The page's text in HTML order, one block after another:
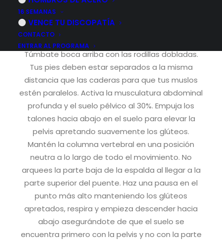
16 SEMANAS
VENCE TU DISCOPATÍA
CONTACTO
ENTRAR AL PROGRAMA
El puente
Túmbate boca arriba con las rodillas dobladas.
Tus pies deben estar separados a la misma
distancia que las caderas para que tus muslos
estén paralelos. Activa la musculatura abdominal
profunda y el suelo pélvico al 30%. Empuja los
talones hacia abajo en el suelo para elevar la
pelvis apretando suavemente los glúteos.
Mantén la columna vertebral en una posición
neutra a lo largo de todo el movimiento. No
arquees la parte baja de la espalda al llegar a la
parte superior del puente. Haz una pausa en el
punto más alto manteniendo los glúteos
apretados, respira y empieza descender hacia
abajo asegurándote de que el suelo se
encuentra primero con la pelvis y no con la parte